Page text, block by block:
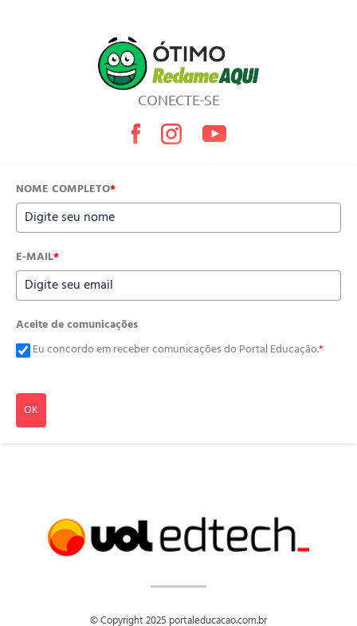
CONECTE-SE
NOME COMPLETO*
E-MAIL*
Aceite de comunicações
Eu concordo em receber comunicações do Portal Educação.*
OK
© Copyright 2025 portaleducacao.com.br